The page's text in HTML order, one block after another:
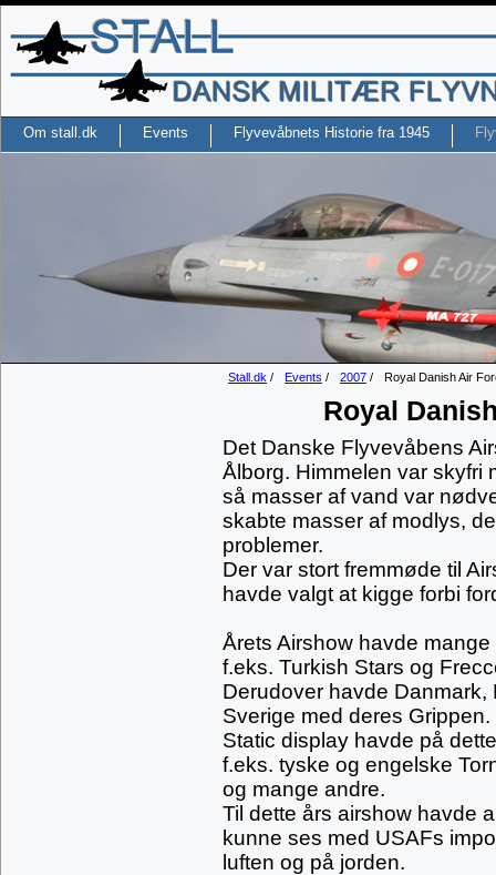
Om stall.dk Events Flyvevåbnets Historie fra 1945
Stall.dk / Events / 2007 / Royal Danish Air
Royal
Det Danske Flyvevåbens
Ålborg. Himmelen var skyfri
så masser af vand var
skabte masser af modlys,
problemer.
Der var stort fremmøde til
havde valgt at kigge forbi
Årets Airshow havde
f.eks. Turkish Stars og
Derudover havde
Sverige med deres Grippen.
Static display havde på
f.eks. tyske og engelske
og mange andre.
Til dette års airshow havde
kunne ses med USAFs
luften og på jorden.